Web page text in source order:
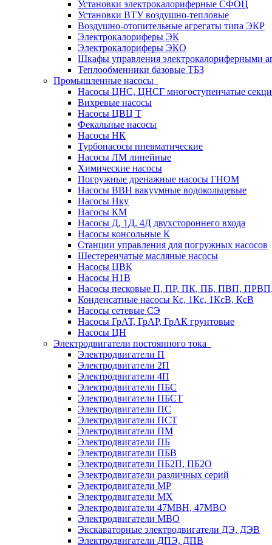
Установки электрокалориферные СФОЦ
Установки ВТУ воздушно-тепловые
Воздушно-отопительные агрегаты типа ЭКР
Электрокалориферы ЭК
Электрокалориферы ЭКО
Шкафы управления электрокалориферными
Теплообменники базовые ТБЗ
Промышленные насосы
Насосы ЦНС, ЦНСГ многоступенчатые
Вихревые насосы
Насосы ЦВЦ Т
Фекальные насосы
Насосы НК
Турбонасосы пневматические
Насосы ЛМ линейные
Химические насосы
Погружные дренажные насосы ГНОМ
Насосы ВВН вакуумные водокольцевые
Насосы Нку
Насосы КМ
Насосы Д, 1Д, 4Д двухстороннего входа
Насосы консольные К
Станции управления для погружных насосов
Шестеренчатые масляные насосы
Насосы ЦВК
Насосы Н1В
Насосы песковые П, ПР, ПК, ПБ, ПВП,
Конденсатные насосы Кс, 1Кс, 1КсВ, КсВ
Насосы сетевые СЭ
Насосы ГрАТ, ГрАР, ГрАК грунтовые
Насосы ЦН
Электродвигатели постоянного тока
Электродвигатели П
Электродвигатели 2П
Электродвигатели 4П
Электродвигатели ПБС
Электродвигатели ПБСТ
Электродвигатели ПС
Электродвигатели ПСТ
Электродвигатели ПМ
Электродвигатели ПБ
Электродвигатели ПБВ
Электродвигатели ПБ2П, ПБ2О
Электродвигатели различных серий
Электродвигатели МР
Электродвигатели MX
Электродвигатели 47MBH, 47МВО
Электродвигатели MBO
Экскаваторные электродвигатели ДЭ, ДЭВ
Электродвигатели ДПЭ, ДПВ